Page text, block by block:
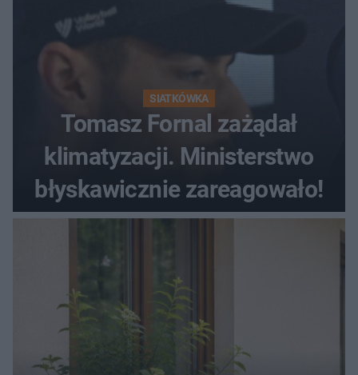
SIATKÓWKA
Tomasz Fornal zażądał
klimatyzacji. Ministerstwo
błyskawicznie zareagowało!